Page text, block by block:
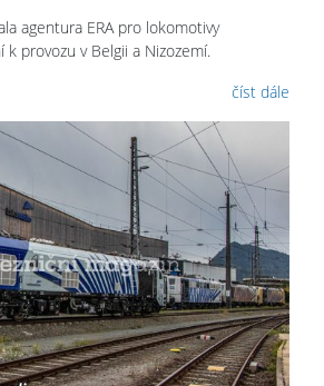
agentura ERA pro lokomotivy
k provozu v Belgii a Nizozemí.
číst dále